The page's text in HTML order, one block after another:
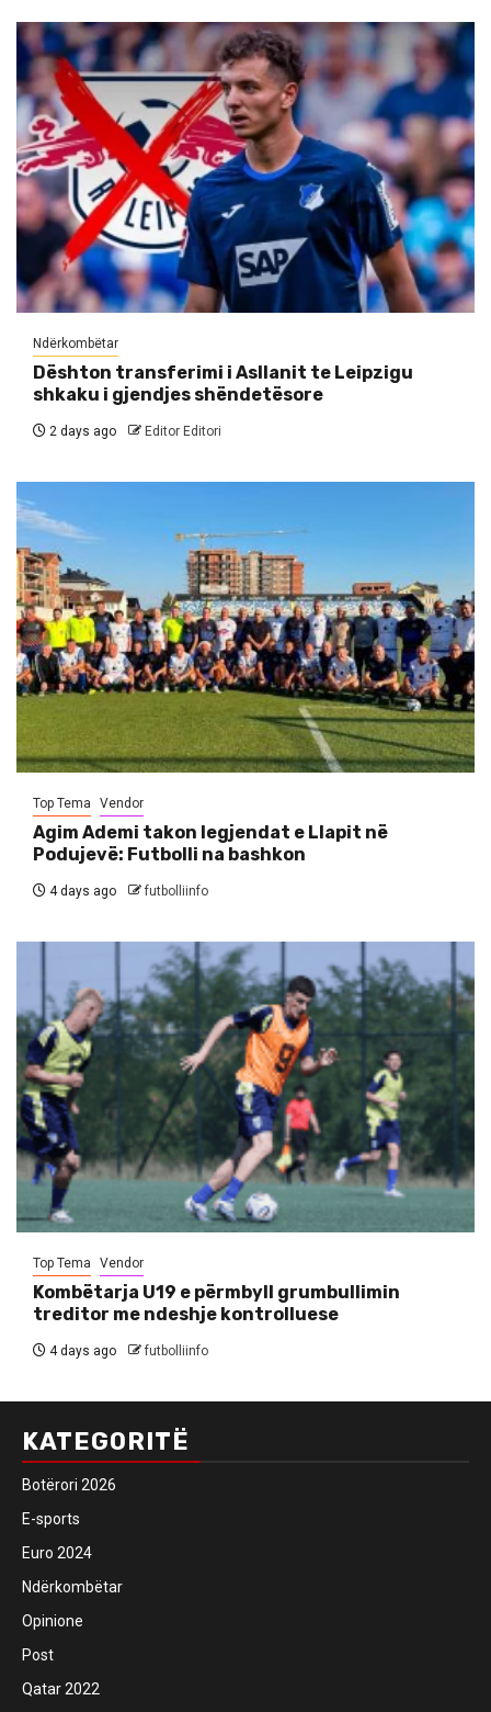
Ndërkombëtar
Dështon transferimi i Asllanit te Leipzigu
shkaku i gjendjes shëndetësore
2 days ago Editor Editori
Top Tema Vendor
Agim Ademi takon legjendat e Llapit në
Podujevë: Futbolli na bashkon
4 days ago futbolliinfo
Top Tema Vendor
Kombëtarja U19 e përmbyll grumbullimin
treditor me ndeshje kontrolluese
4 days ago futbolliinfo
KATEGORITË
Botërori 2026
E-sports
Euro 2024
Ndërkombëtar
Opinione
Post
Qatar 2022